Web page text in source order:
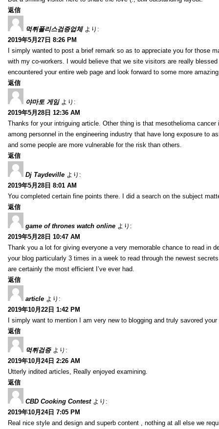
返信
먹튀폴리스검증업체 より:
2019年5月27日 8:26 PM
I simply wanted to post a brief remark so as to appreciate you for those
with my co-workers. I would believe that we site visitors are really
encountered your entire web page and look forward to some more
返信
야마토 게임 より:
2019年5月28日 12:36 AM
Thanks for your intriguing article. Other thing is that mesothelioma
among personnel in the engineering industry that have long exposure to
and some people are more vulnerable for the risk than others.
返信
Dj Taydeville より:
2019年5月28日 8:01 AM
You completed certain fine points there. I did a search on the subject
返信
game of thrones watch online より:
2019年5月28日 10:47 AM
Thank you a lot for giving everyone a very memorable chance to read in
your blog particularly 3 times in a week to read through the newest
are certainly the most efficient I’ve ever had.
返信
article より:
2019年10月22日 1:42 PM
I simply want to mention I am very new to blogging and truly savored
返信
먹튀검증 より:
2019年10月24日 2:26 AM
Utterly indited articles, Really enjoyed examining.
返信
CBD Cooking Contest より:
2019年10月24日 7:05 PM
Real nice style and design and superb content , nothing at all else we